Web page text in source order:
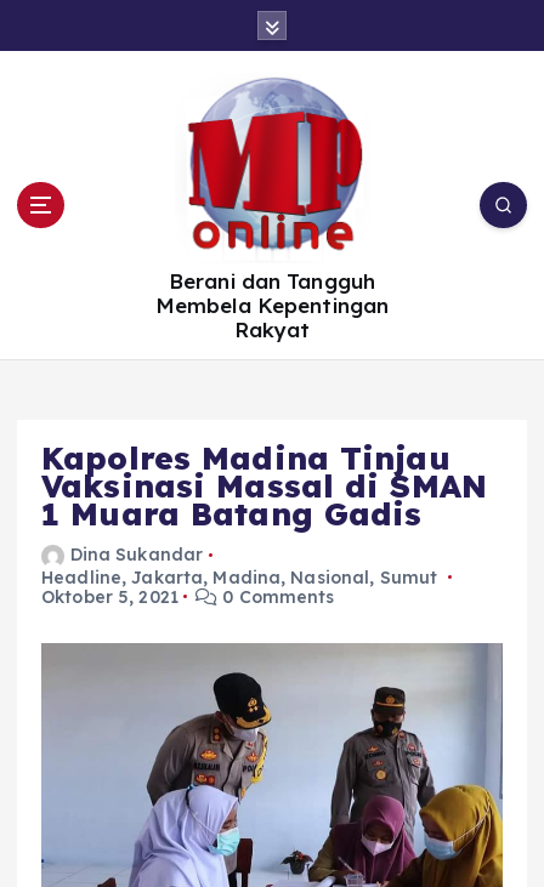
Berani dan Tangguh
Membela Kepentingan
Rakyat
Kapolres Madina Tinjau
Vaksinasi Massal di SMAN
1 Muara Batang Gadis
Dina Sukandar
Headline,Jakarta, Madina, Nasional, Sumut
Oktober 5, 2021
0 Comments